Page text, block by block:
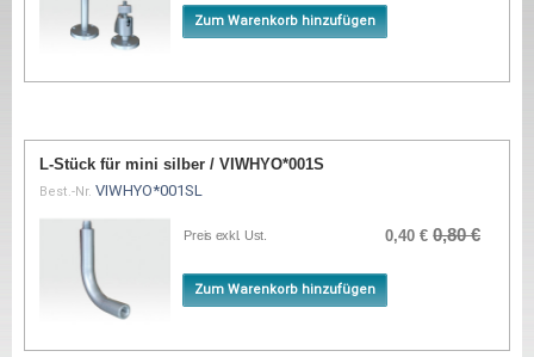
Zum Warenkorb hinzufügen
L-Stück für mini silber / VIWHYO*001S
Best.-Nr. VIWHYO*001SL
Preis exkl. Ust. 0,40 € 0,80 €
Zum Warenkorb hinzufügen